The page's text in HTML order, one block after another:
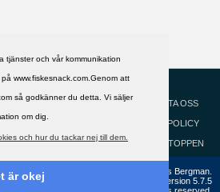
tjänster och vår kommunikation
www.fiskesnack.com.Genom att
så godkänner du detta. Vi säljer
om dig.
och hur du tackar nej till dem.
är okej
HJÄLP
KONTAKTA OSS
COOKIEPOLICY
GÅ TILL TOPPEN
FiskeSnack.com. Grundad 2002 av Anders Bergman.
Version 5.7.5